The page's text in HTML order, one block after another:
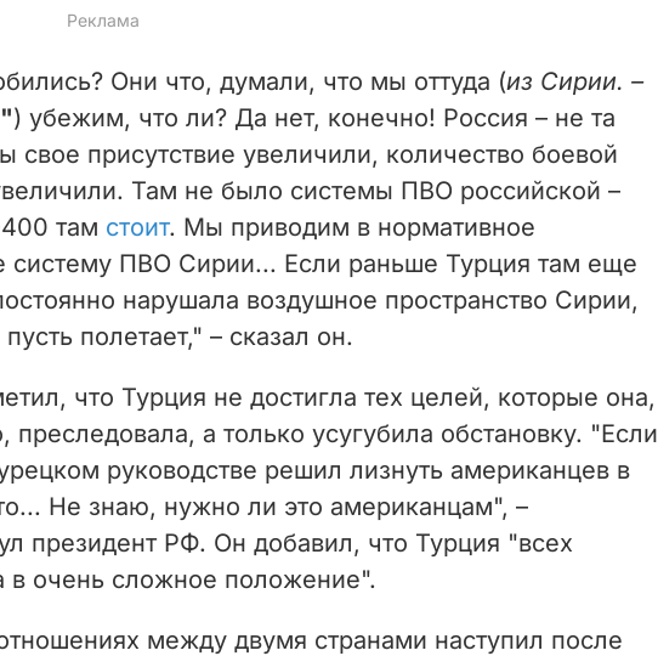
Они что, думали, что мы оттуда (из Сирии. –
) убежим, что ли? Да нет, конечно! Россия – не та
свое присутствие увеличили, количество боевой
Там не было системы ПВО российской –
там стоит. Мы приводим в нормативное
систему ПВО Сирии... Если раньше Турция там еще
нарушала воздушное пространство Сирии,
полетает," – сказал он.
что Турция не достигла тех целей, которые она,
преследовала, а только усугубила обстановку. "Если
руководстве решил лизнуть американцев в
Не знаю, нужно ли это американцам", –
президент РФ. Он добавил, что Турция "всех
в очень сложное положение".
между двумя странами наступил после